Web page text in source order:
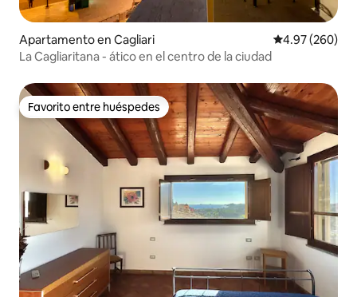
Apartamento en Cagliari Calificación
4.97 (260)
La Cagliaritana - ático en el centro de la ciudad
Favorito entre huéspedes
Favorito entre huéspedes